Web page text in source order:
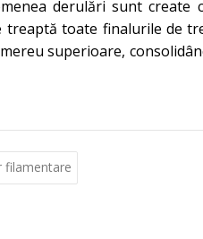
derulări sunt
treaptă toate finalurile de
superioare,
filamentare